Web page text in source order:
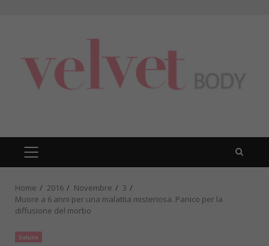
PRIMARY
MENU
Home 2016 Novembre
3
Muore a 6 anni per una malattia misteriosa. Panico per la
diffusione del morbo
Salute